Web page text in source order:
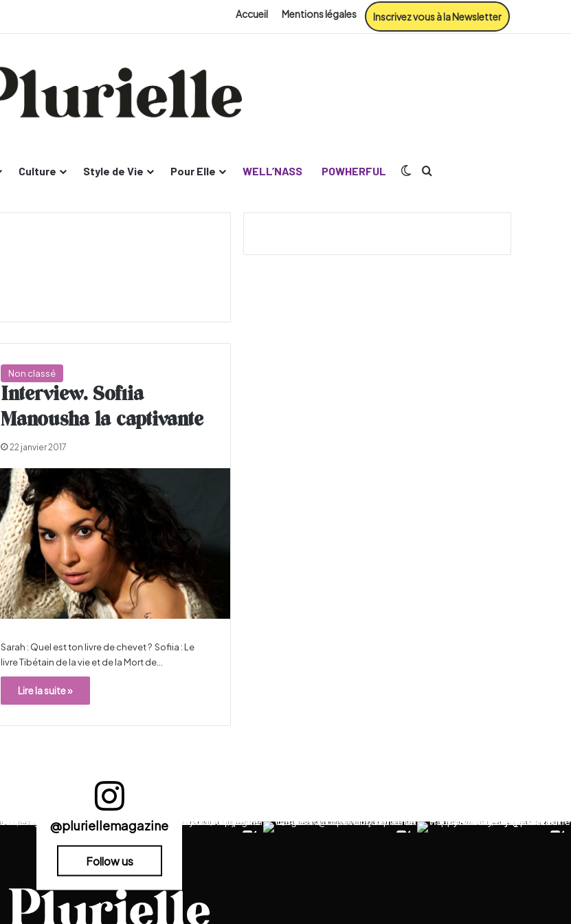
Accueil Mentions légales Inscrivez vous à la Newsletter
Culture Style de Vie Pour Elle WELL’NASS POWHERFUL Switch skin
Non classé
Interview. Sofiia
Manousha la captivante
22 janvier 2017
Sarah : Quel est ton livre de chevet ? Sofiia : Le
livre Tibétain de la vie et de la Mort de…
Lire la suite »
@pluriellemagazine
Follow us